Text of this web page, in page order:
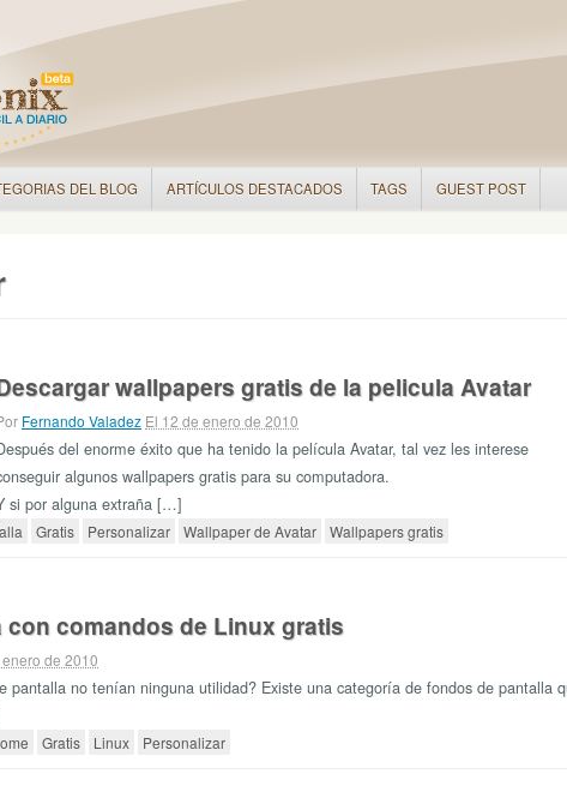
DEL BLOG ARTÍCULOS DESTACADOS TAGS GUEST POST
wallpapers gratis de la pelicula Avatar
Fernando Valadez El 12 de enero de 2010
del enorme éxito que ha tenido la película Avatar, tal vez les interese
algunos wallpapers gratis para su computadora.
si por alguna extraña […]
Gratis Personalizar Wallpaper de Avatar Wallpapers gratis
con comandos de Linux gratis
de 2010
pantalla no tenían ninguna utilidad? Existe una categoría de fondos de pantalla
Gratis Linux Personalizar